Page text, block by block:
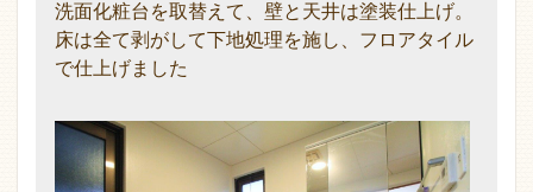
洗面化粧台を取替えて、壁と天井は塗装仕上げ。
床は全て剥がして下地処理を施し、フロアタイル
で仕上げました